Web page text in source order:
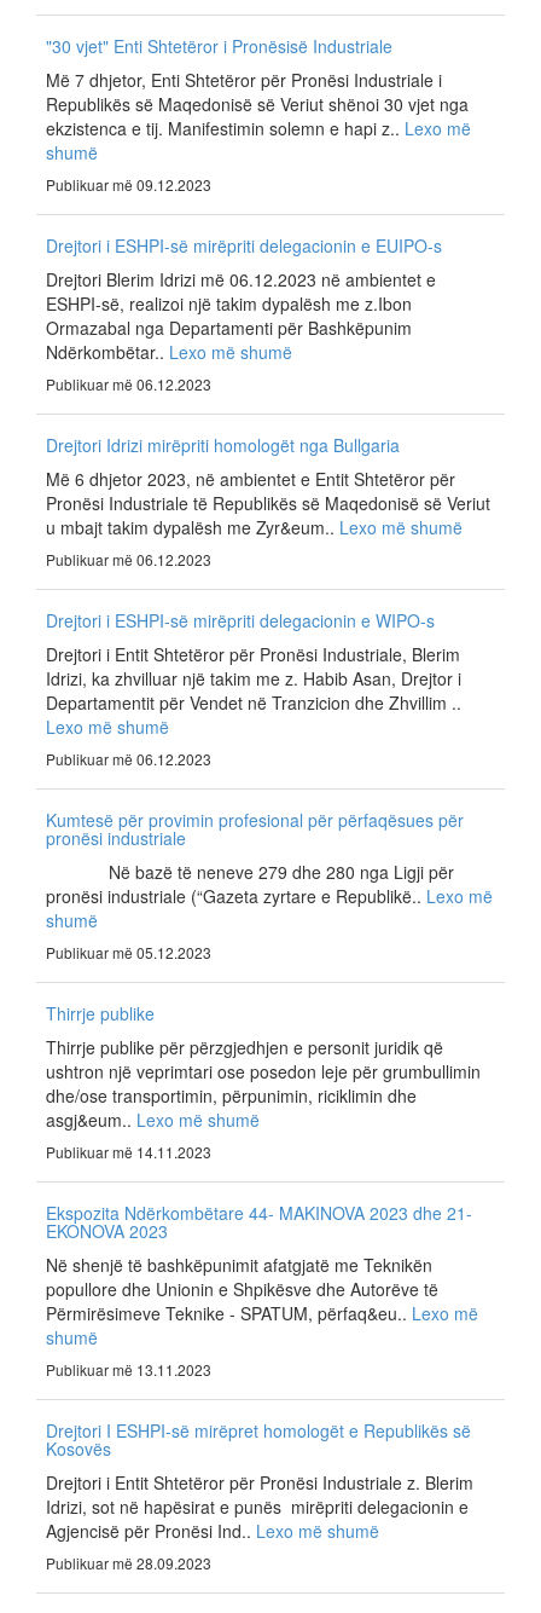
"30 vjet" Enti Shtetëror i Pronësisë Industriale
Më 7 dhjetor, Enti Shtetëror për Pronësi Industriale i
Republikës së Maqedonisë së Veriut shënoi 30 vjet nga
ekzistenca e tij. Manifestimin solemn e hapi z.. Lexo më
shumë
Publikuar më 09.12.2023
Drejtori i ESHPI-së mirëpriti delegacionin e EUIPO-s
Drejtori Blerim Idrizi më 06.12.2023 në ambientet e
ESHPI-së, realizoi një takim dypalësh me z.Ibon
Ormazabal nga Departamenti për Bashkëpunim
Ndërkombëtar.. Lexo më shumë
Publikuar më 06.12.2023
Drejtori Idrizi mirëpriti homologët nga Bullgaria
Më 6 dhjetor 2023, në ambientet e Entit Shtetëror për
Pronësi Industriale të Republikës së Maqedonisë së Veriut
u mbajt takim dypalësh me Zyr&eum.. Lexo më shumë
Publikuar më 06.12.2023
Drejtori i ESHPI-së mirëpriti delegacionin e WIPO-s
Drejtori i Entit Shtetëror për Pronësi Industriale, Blerim
Idrizi, ka zhvilluar një takim me z. Habib Asan, Drejtor i
Departamentit për Vendet në Tranzicion dhe Zhvillim ..
Lexo më shumë
Publikuar më 06.12.2023
Kumtesë për provimin profesional për përfaqësues për
pronësi industriale
Në bazë të neneve 279 dhe 280 nga Ligji për
pronësi industriale (“Gazeta zyrtare e Republikë.. Lexo më
shumë
Publikuar më 05.12.2023
Thirrje publike
Thirrje publike për përzgjedhjen e personit juridik që
ushtron një veprimtari ose posedon leje për grumbullimin
dhe/ose transportimin, përpunimin, riciklimin dhe
asgj&eum.. Lexo më shumë
Publikuar më 14.11.2023
Ekspozita Ndërkombëtare 44- MAKINOVA 2023 dhe 21-
EKONOVA 2023
Në shenjë të bashkëpunimit afatgjatë me Teknikën
popullore dhe Unionin e Shpikësve dhe Autorëve të
Përmirësimeve Teknike - SPATUM, përfaq&eu.. Lexo më
shumë
Publikuar më 13.11.2023
Drejtori I ESHPI-së mirëpret homologët e Republikës së
Kosovës
Drejtori i Entit Shtetëror për Pronësi Industriale z. Blerim
Idrizi, sot në hapësirat e punës mirëpriti delegacionin e
Agjencisë për Pronësi Ind.. Lexo më shumë
Publikuar më 28.09.2023